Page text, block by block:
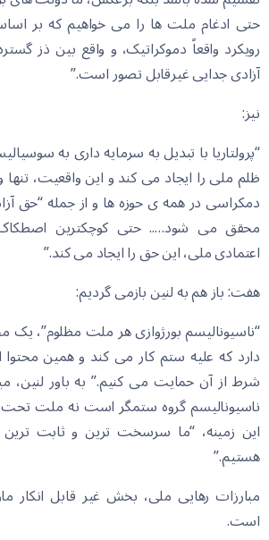
حتی ادغام ملت ها را می خواهیم که بر
رویکرد واقعاً دموکراتیک، و واقع بین ذز
آزادی جدایی غیرقابل تصور است.”
نیز:
“پرولتاریا با تبدیل به سرمایه داری به
ظلم ملی را ایجاد می کند و این واقعیت،
دمکراسی در همه ی حوزه ها و از جمله “حق
محقق می شود….. حتی کوچکترین
اعتمادی ملی، این حق را ایجاد می کند.”
هفت: باز هم به لنین بازمی گردیم:
“ناسیونالیسم بورژوازی هر ملت مظلوم”، یک
دارد که علیه ستم کار می کند و همین
شرط از آن حمایت می کنیم.” به باور لنین،
ناسیونالیسم گروه ستمگر است نه ملت تحت
این زمینه، “ما سرسخت ترین و ثابت
هستیم.”
مبارزات رهایی ملی، بخش غیر قابل انکار
است.